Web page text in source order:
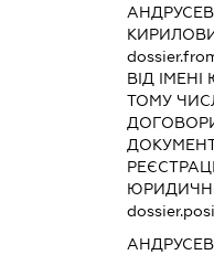
ВІД
ТОМУ